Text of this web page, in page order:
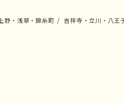
上野・浅草・錦糸町
吉祥寺・立川・八王